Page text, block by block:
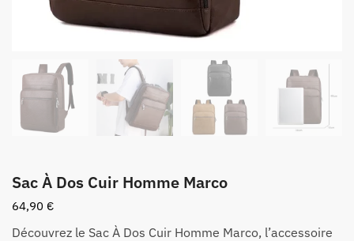
Sac À Dos Cuir Homme Marco
64,90 €
Découvrez le Sac À Dos Cuir Homme Marco, l’accessoire